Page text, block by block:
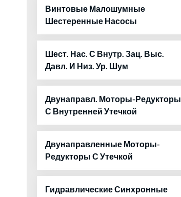
Винтовые Малошумные
Шестеренные Насосы
Шест. Нас. С Внутр. Зац. Выс.
Давл. И Низ. Ур. Шум
Двунаправл. Моторы-Редукторы
С Внутренней Утечкой
Двунаправленные Моторы-
Редукторы С Утечкой
Гидравлические Синхронные